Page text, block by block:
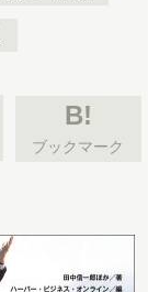
B!
ブックマーク